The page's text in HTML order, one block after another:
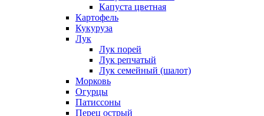
Капуста цветная
Картофель
Кукуруза
Лук
Лук порей
Лук репчатый
Лук семейный (шалот)
Морковь
Огурцы
Патиссоны
Перец острый